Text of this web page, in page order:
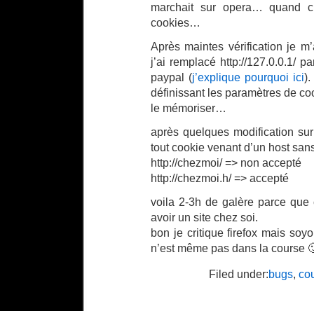
marchait sur opera… quand
cookies…
Après maintes vérification je
j’ai remplacé http://127.0.0.1/
paypal (j’explique pourquoi ici).
définissant les paramètres de
le mémoriser…
après quelques modification
tout cookie venant d’un host
http://chezmoi/ => non accepté
http://chezmoi.h/ => accepté
voila 2-3h de galère parce que
avoir un site chez soi.
bon je critique firefox mais
n’est même pas dans la course
Filed under:bugs,